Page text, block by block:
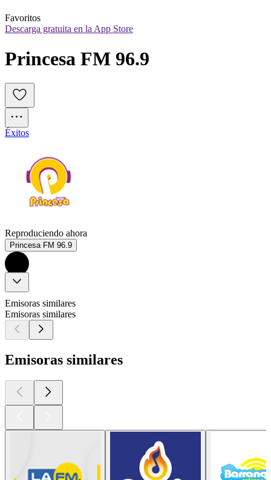
Favoritos
Descarga gratuita en la App Store
Princesa FM 96.9
Éxitos
Reproduciendo ahora
Princesa FM 96.9
Emisoras similares
Emisoras similares
Emisoras similares